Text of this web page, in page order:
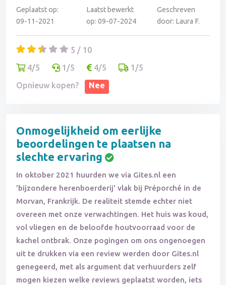
gaat in tegen het principe dat huurervaringen,
positief of negatief, gedeeld moeten worden om
met zowel de vakantiewoning als het platform
Gites.nl was zeer teleurstellend.
Geplaatst op:
09-11-2021
Laatst bewerkt
op: 09-07-2024
Geschreven
door: Laura F.
5 / 10
4/5
1/5 4/5
1/5
Opnieuw kopen?
Nee
Onmogelijkheid om eerlijke
beoordelingen te plaatsen na
slechte ervaring
In oktober 2021 huurden we via Gites.nl een
'bijzondere herenboerderij' vlak bij Préporché in de
Morvan, Frankrijk. De realiteit stemde echter niet
overeen met onze verwachtingen. Het huis was koud,
vol vliegen en de beloofde houtvoorraad voor de
kachel ontbrak. Onze pogingen om ons ongenoegen
uit te drukken via een review werden door Gites.nl
genegeerd, met als argument dat verhuurders zelf
mogen kiezen welke reviews geplaatst worden, iets